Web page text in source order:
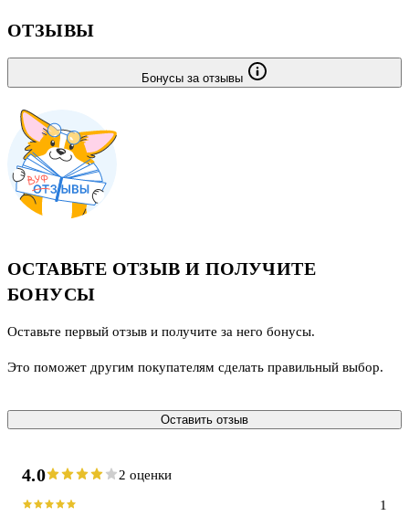
ОТЗЫВЫ
Бонусы за отзывы
ОСТАВЬТЕ ОТЗЫВ И ПОЛУЧИТЕ
БОНУСЫ
Оставьте первый отзыв и получите за него бонусы.
Это поможет другим покупателям сделать правильный выбор.
Оставить отзыв
4.0 2 оценки
1